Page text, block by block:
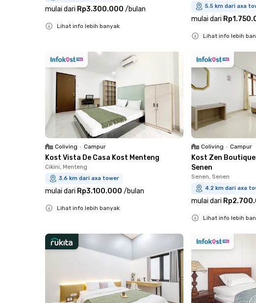
mulai dari Rp3.300.000 /bulan
Lihat info lebih banyak
5.5 km dari axa
mulai dari
Lihat info lebih
Coliving • Campur
Kost Vista De Casa Kost Menteng
Cikini, Menteng
3.6 km dari axa tower
mulai dari Rp3.100.000 /bulan
Lihat info lebih banyak
Coliving • Campur
Kost Zen
Senen
Senen, Senen
4.2 km dari axa
mulai dari
Lihat info lebih